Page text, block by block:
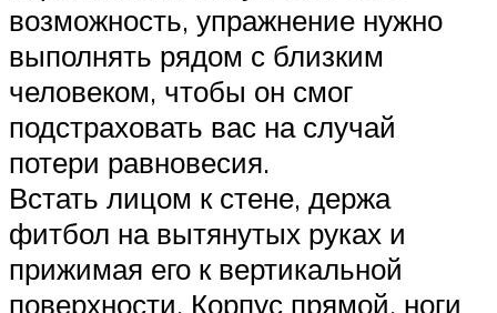
возможность, упражнение нужно
выполнять рядом с близким
человеком, чтобы он смог
подстраховать вас на случай
потери равновесия.
Встать лицом к стене, держа
фитбол на вытянутых руках и
прижимая его к вертикальной
поверхности. Корпус прямой, ноги